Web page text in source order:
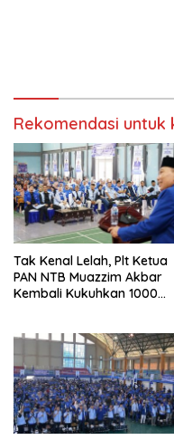
Rekomendasi untuk
Tak Kenal Lelah, Plt Ketua
PAN NTB Muazzim Akbar
Kembali Kukuhkan 1000